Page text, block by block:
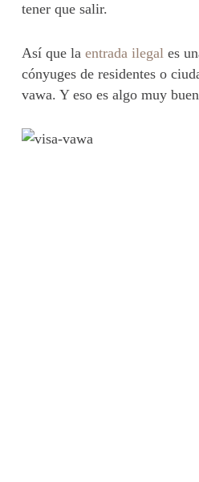
tener que salir.
Así que la entrada ilegal es
cónyuges de residentes o
vawa. Y eso es algo muy